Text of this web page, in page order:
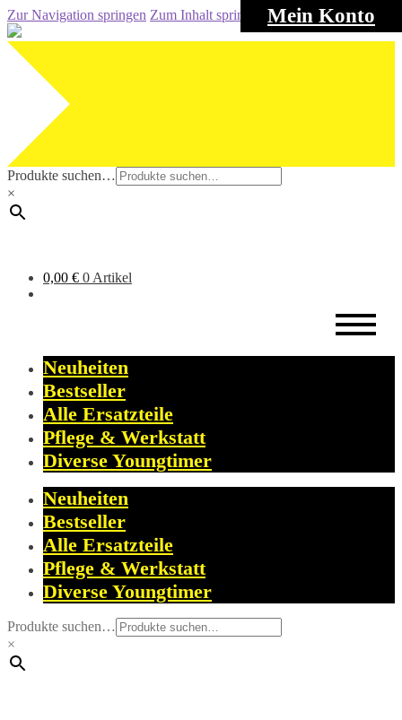
Mein Konto
Zur Navigation springen Zum Inhalt springen
Produkte suchen…
×
0,00 € 0 Artikel
Neuheiten
Bestseller
Alle Ersatzteile
Pflege & Werkstatt
Diverse Youngtimer
Neuheiten
Bestseller
Alle Ersatzteile
Pflege & Werkstatt
Diverse Youngtimer
Produkte suchen…
×